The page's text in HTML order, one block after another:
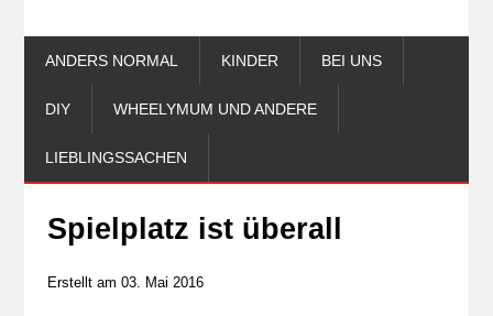
ANDERS NORMAL KINDER BEI UNS
DIY WHEELYMUM UND ANDERE
LIEBLINGSSACHEN
Spielplatz ist überall
Erstellt am 03. Mai 2016